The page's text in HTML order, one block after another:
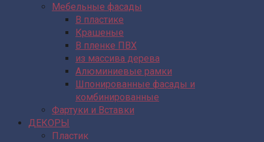
Мебельные фасады
В пластике
Крашеные
В пленке ПВХ
из массива дерева
Алюминиевые рамки
Шпонированные фасады и
комбинированные
Фартуки и Вставки
ДЕКОРЫ
Пластик